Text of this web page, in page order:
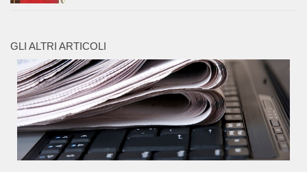
GLI ALTRI ARTICOLI